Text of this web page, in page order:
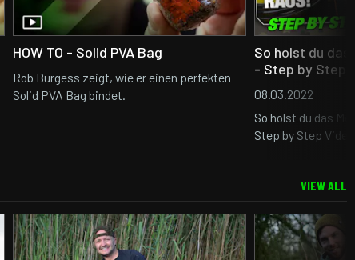
HOW TO - Solid PVA Bag
Rob Burgess zeigt, wie er einen perfekten
Solid PVA Bag bindet.
So holst du das
- Step by Step
08.03.2022
So holst du das
Step by Step Video
VIEW ALL